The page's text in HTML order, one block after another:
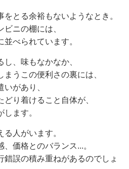
とる余裕もないようなとき。
ニの棚には、
べられています。
、味もなかなか、
うこの便利さの裏には、
があり、
り着けること自体が、
ます。
人がいます。
価格とのバランス...。
錯誤の積み重ねがあるのでしょ